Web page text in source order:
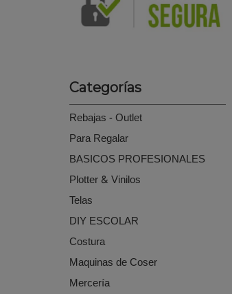
Categorías
Rebajas - Outlet
Para Regalar
BASICOS PROFESIONALES
Plotter & Vinilos
Telas
DIY ESCOLAR
Costura
Maquinas de Coser
Mercería